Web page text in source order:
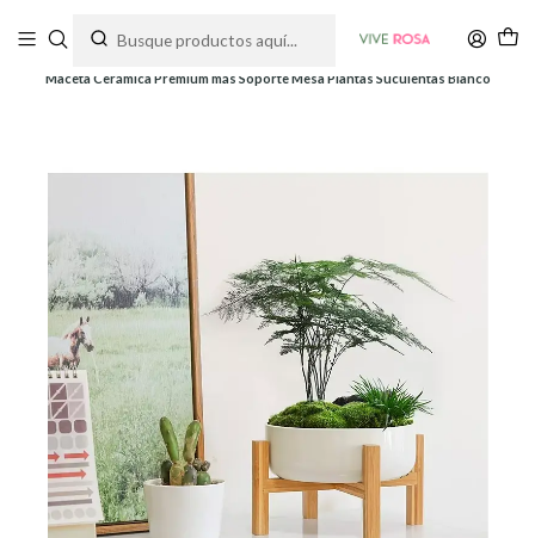
Maceta Cerámica Premium más Soporte Mesa Plantas Suculentas Blanco